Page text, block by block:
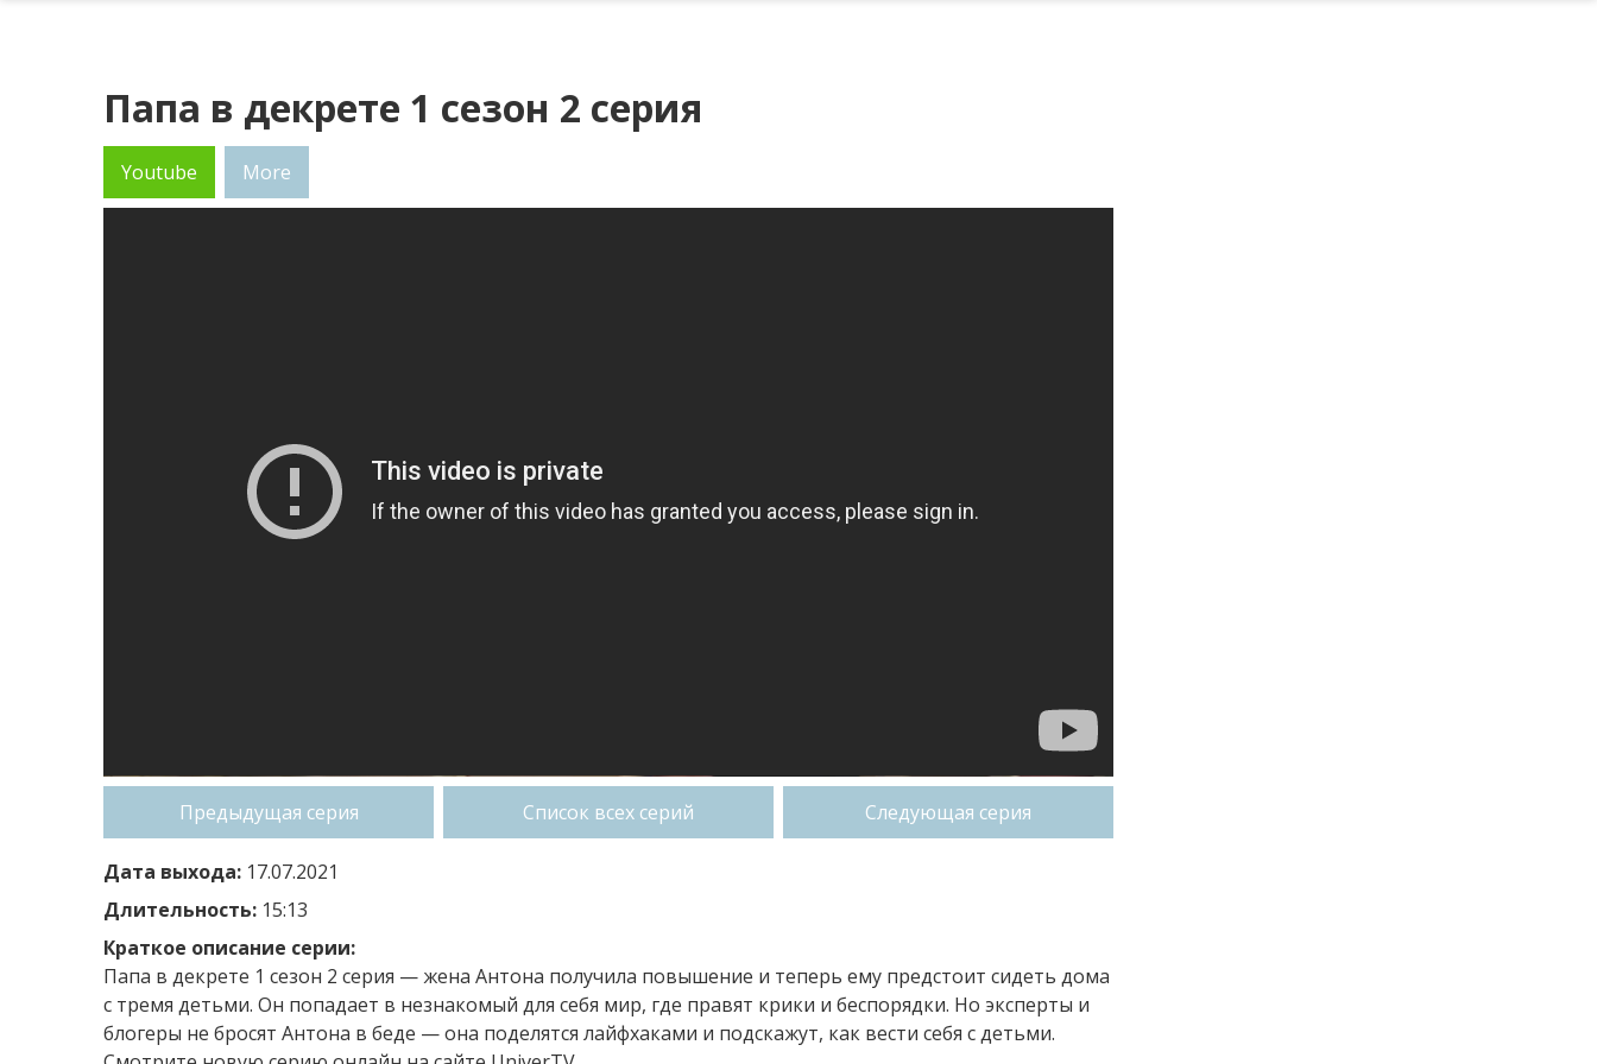
Папа в декрете 1 сезон 2 серия
Youtube More
Предыдущая серия Список всех серий Следующая серия
Дата выхода: 17.07.2021
Длительность: 15:13
Краткое описание серии:
Папа в декрете 1 сезон 2 серия — жена Антона получила повышение и теперь ему предстоит сидеть дома
с тремя детьми. Он попадает в незнакомый для себя мир, где правят крики и беспорядки. Но эксперты и
блогеры не бросят Антона в беде — она поделятся лайфхаками и подскажут, как вести себя с детьми.